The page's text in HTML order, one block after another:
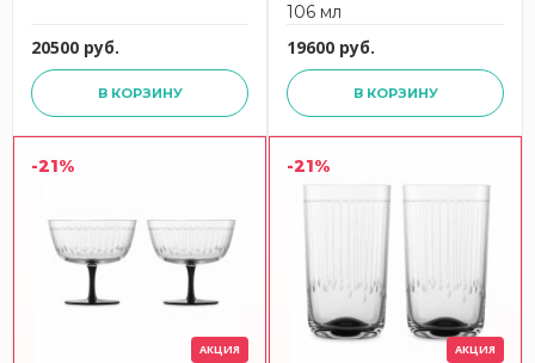
20500 руб.
В КОРЗИНУ
106 мл
19600 руб.
В КОРЗИНУ
-21%
АКЦИЯ
-21%
АКЦИЯ